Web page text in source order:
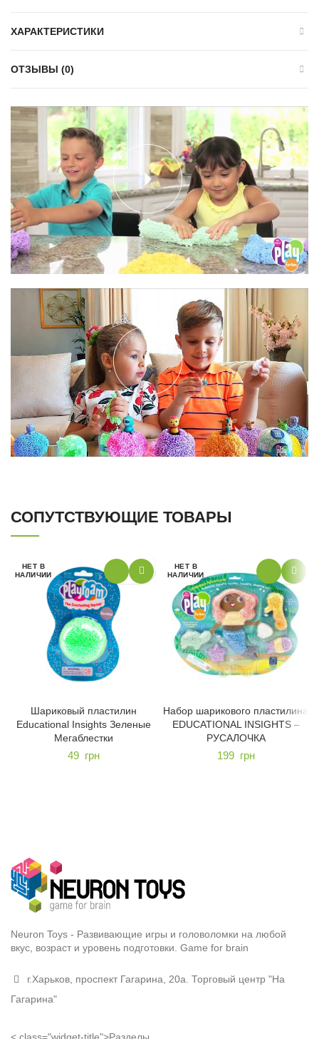
ХАРАКТЕРИСТИКИ
ОТЗЫВЫ (0)
СОПУТСТВУЮЩИЕ ТОВАРЫ
НЕТ В
НАЛИЧИИ
Шариковый пластилин
Educational Insights Зеленые
Мегаблестки
49 грн
НЕТ В
НАЛИЧИИ
Набор шарикового пластилина
EDUCATIONAL INSIGHTS –
РУСАЛОЧКА
199 грн
Neuron Toys - Развивающие игры и головоломки на любой
вкус, возраст и уровень подготовки. Game for brain
г.Харьков, проспект Гагарина, 20а. Торговый центр "На
Гагарина"
< class="widget-title">Разделы